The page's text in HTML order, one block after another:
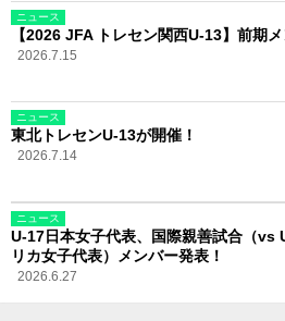
ニュース
【2026 JFA トレセン関西U-13】前期
2026.7.15
ニュース
東北トレセンU-13が開催！
2026.7.14
ニュース
U-17日本女子代表、国際親善試合（vs
リカ女子代表）メンバー発表！
2026.6.27